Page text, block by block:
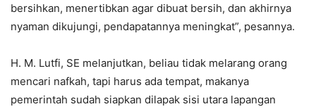
bersihkan, menertibkan agar dibuat bersih, dan akhirnya
nyaman dikujungi, pendapatannya meningkat”, pesannya.
H. M. Lutfi, SE melanjutkan, beliau tidak melarang orang
mencari nafkah, tapi harus ada tempat, makanya
pemerintah sudah siapkan dilapak sisi utara lapangan